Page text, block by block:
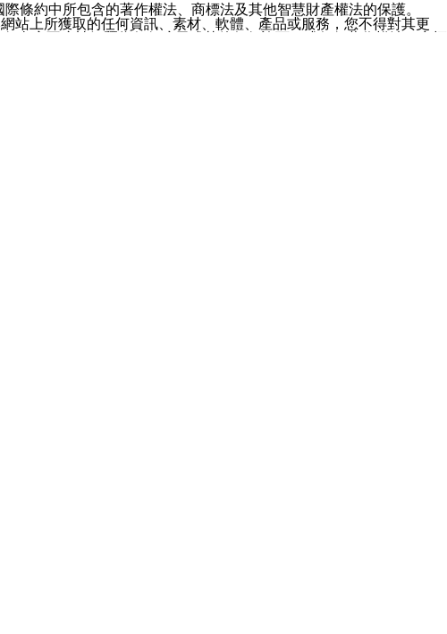
條約中所包含的著作權法、商標法及其他智慧財產權法的保護。
站上所獲取的任何資訊、素材、軟體、產品或服務，您不得對其更